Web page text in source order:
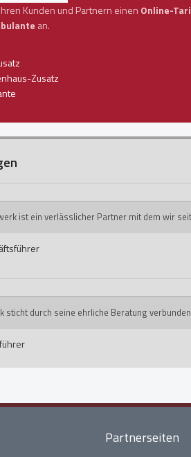
Kunden und Partnern einen Online-
an.
Zusatz
ist ein verlässlicher Partner mit dem wir
sticht durch seine ehrliche Beratung
Partnerseiten